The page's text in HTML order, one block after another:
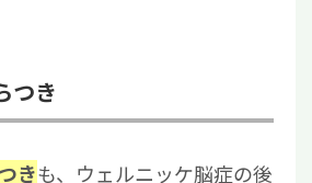
つき
きも、ウェルニッケ脳症の後